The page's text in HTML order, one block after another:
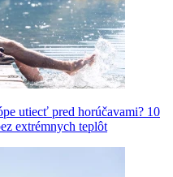
utiecť pred horúčavami? 10
extrémnych teplôt